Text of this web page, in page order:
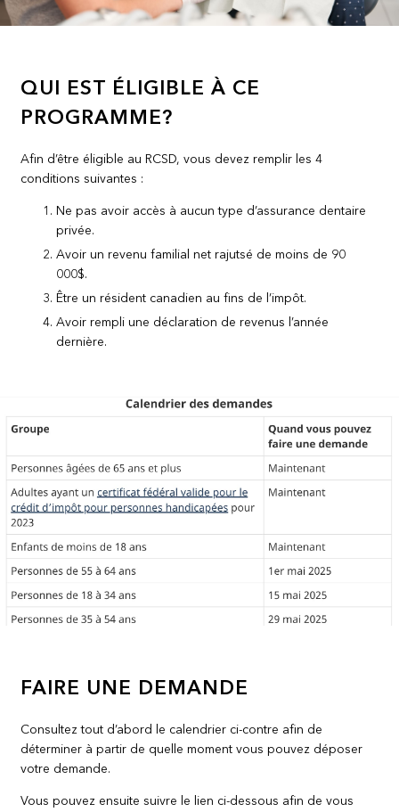
QUI EST ÉLIGIBLE À CE
PROGRAMME?
Afin d’être éligible au RCSD, vous devez remplir les 4
conditions suivantes :
Ne pas avoir accès à aucun type d’assurance dentaire
privée.
Avoir un revenu familial net rajutsé de moins de 90
000$.
Être un résident canadien au fins de l’impôt.
Avoir rempli une déclaration de revenus l’année
dernière.
FAIRE UNE DEMANDE
Consultez tout d’abord le calendrier ci-contre afin de
déterminer à partir de quelle moment vous pouvez déposer
votre demande.
Vous pouvez ensuite suivre le lien ci-dessous afin de vous